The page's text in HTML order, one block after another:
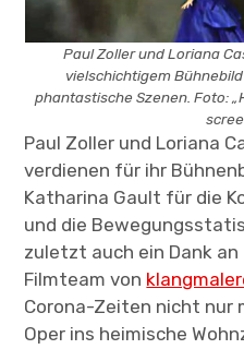
Paul Zoller und Loriana
vielschichtigem
phantastische Szenen. Foto:
Paul Zoller und Loriana
verdienen für ihr
Katharina Gault für die
und die
zuletzt auch ein Dank
Filmteam von
Corona-Zeiten nicht nur
Oper ins heimische